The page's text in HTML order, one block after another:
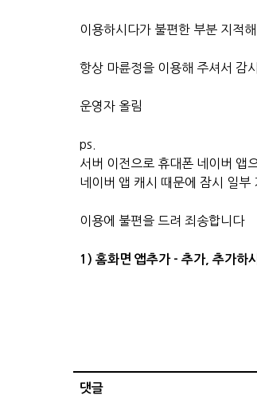
이용하시다가 불편한 부분 지적
항상 마륜정을 이용해 주셔서 감
운영자 올림
ps.
서버 이전으로 휴대폰 네이버 앱
네이버 앱 캐시 때문에 잠시 일부
이용에 불편을 드려 죄송합니다
1) 홈화면 앱추가 - 추가, 추가하
댓글